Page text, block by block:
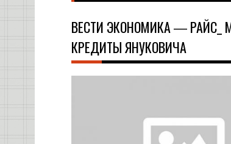
ВЕСТИ ЭКОНОМИКА ―
КРЕДИТЫ ЯНУКОВИЧА